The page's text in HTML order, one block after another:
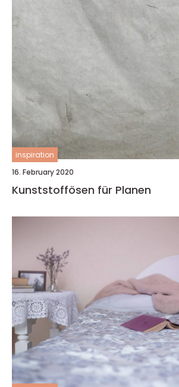
inspiration
16. February 2020
Kunststoffösen für Planen